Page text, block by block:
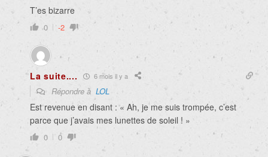
T’es bizarre
0 -2
La suite.... 6 mois il y a
Répondre à LOL
Est revenue en disant : « Ah, je me suis trompée, c’est
parce que j’avais mes lunettes de soleil ! »
0 0